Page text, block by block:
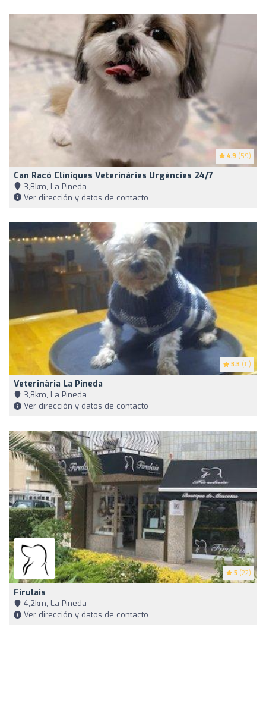
4.9 (59)
Can Racó Clíniques Veterinàries Urgències 24/7
3,8km, La Pineda
Ver dirección y datos de contacto
3.3 (11)
Veterinària La Pineda
3,8km, La Pineda
Ver dirección y datos de contacto
5 (22)
Firulais
4,2km, La Pineda
Ver dirección y datos de contacto